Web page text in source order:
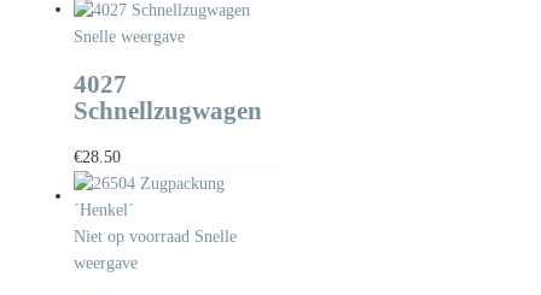
Snelle weergave
4027
Schnellzugwagen
€28.50
Niet op voorraad Snelle
weergave